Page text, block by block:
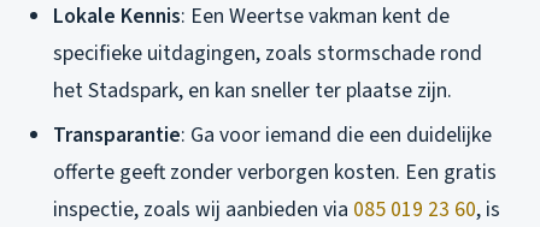
Lokale Kennis: Een Weertse vakman kent de
specifieke uitdagingen, zoals stormschade rond
het Stadspark, en kan sneller ter plaatse zijn.
Transparantie: Ga voor iemand die een duidelijke
offerte geeft zonder verborgen kosten. Een gratis
inspectie, zoals wij aanbieden via 085 019 23 60, is